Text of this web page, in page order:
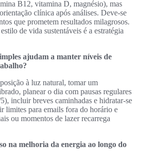
B12, vitamina D, magnésio), mas
clínica após análises. Deve‑se
que prometem resultados milagrosos.
de vida sustentáveis é a estratégia
ajudam a manter níveis de
à luz natural, tomar um
planear o dia com pausas regulares
incluir breves caminhadas e hidratar‑se
limites para emails fora do horário e
ou momentos de lazer recarrega
na melhoria da energia ao longo do